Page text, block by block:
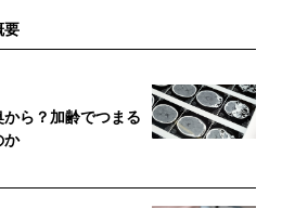
要
ら？加齢でつまる
か